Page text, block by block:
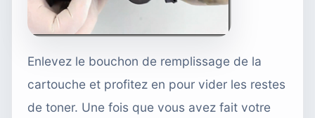
Enlevez le bouchon de remplissage de la
cartouche et profitez en pour vider les restes
de toner. Une fois que vous avez fait votre